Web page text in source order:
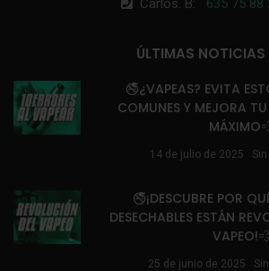
Carlos. B: 635 75 88
ÚLTIMAS NOTICIAS
🚭¿VAPEAS? EVITA
COMUNES Y MEJORA TU
14 de julio de 2025
🚭¡DESCUBRE POR
DESECHABLES ESTÁN
VAPEO!💨
25 de junio de 2025